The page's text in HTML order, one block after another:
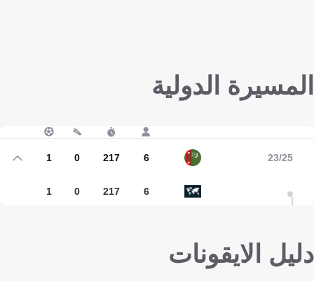
المسيرة الدولية
23/25
6
217
0
1
6
217
0
1
دليل الايقونات